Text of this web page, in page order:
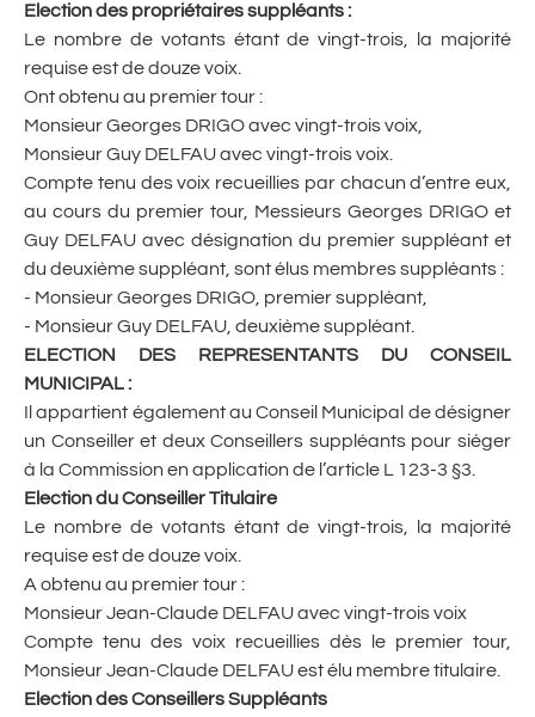
Election des propriétaires suppléants :
Le nombre de votants étant de vingt-trois, la majorité
requise est de douze voix.
Ont obtenu au premier tour :
Monsieur Georges DRIGO avec vingt-trois voix,
Monsieur Guy DELFAU avec vingt-trois voix.
Compte tenu des voix recueillies par chacun d’entre eux,
au cours du premier tour, Messieurs Georges DRIGO et
Guy DELFAU avec désignation du premier suppléant et
du deuxième suppléant, sont élus membres suppléants :
- Monsieur Georges DRIGO, premier suppléant,
- Monsieur Guy DELFAU, deuxième suppléant.
ELECTION DES REPRESENTANTS DU CONSEIL
MUNICIPAL :
Il appartient également au Conseil Municipal de désigner
un Conseiller et deux Conseillers suppléants pour siéger
à la Commission en application de l’article L 123-3 §3.
Election du Conseiller Titulaire
Le nombre de votants étant de vingt-trois, la majorité
requise est de douze voix.
A obtenu au premier tour :
Monsieur Jean-Claude DELFAU avec vingt-trois voix
Compte tenu des voix recueillies dès le premier tour,
Monsieur Jean-Claude DELFAU est élu membre titulaire.
Election des Conseillers Suppléants